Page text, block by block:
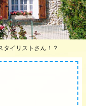
タイリストさん！？